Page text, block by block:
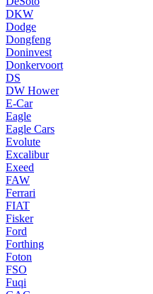
DKW
Dodge
Dongfeng
Doninvest
Donkervoort
DS
DW Hower
E-Car
Eagle
Eagle Cars
Evolute
Excalibur
Exeed
FAW
Ferrari
FIAT
Fisker
Ford
Forthing
Foton
FSO
Fuqi